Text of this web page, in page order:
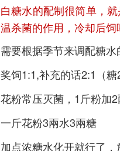
白糖水的配制很简单，
温杀菌的作用，冷却后饲
需要根据季节来调配糖水
奖饲1:1,补充的话2:1（
花粉常压灭菌，1斤粉加
一斤花粉3兩水3兩糖
加点浓糖水化开就行了